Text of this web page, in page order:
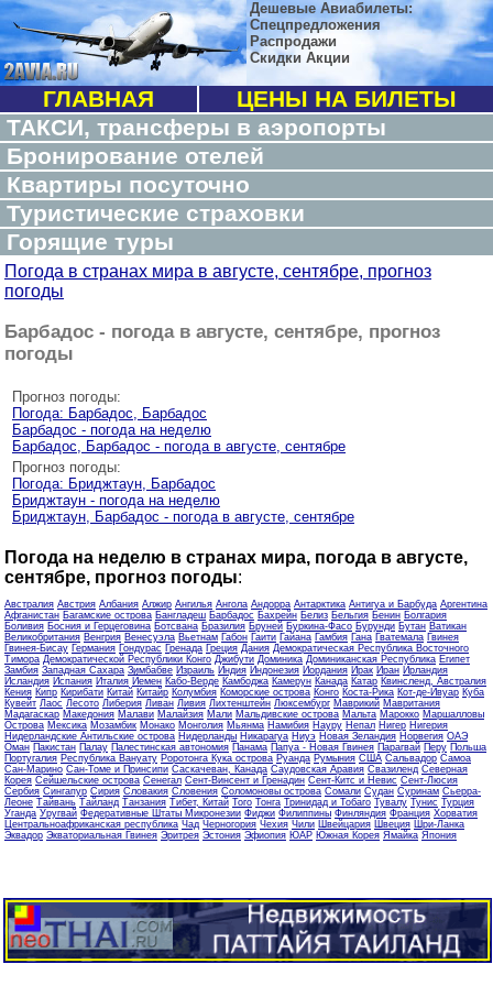
Дешевые Авиабилеты:
Спецпредложения
Распродажи
Скидки Акции
ГЛАВНАЯ
ЦЕНЫ НА БИЛЕТЫ
ТАКСИ, трансферы в аэропорты
Бронирование отелей
Квартиры посуточно
Туристические страховки
Горящие туры
Погода в странах мира в августе, сентябре, прогноз
погоды
Барбадос - погода в августе, сентябре, прогноз
погоды
Прогноз погоды:
Погода: Барбадос, Барбадос
Барбадос - погода на неделю
Барбадос, Барбадос - погода в августе, сентябре
Прогноз погоды:
Погода: Бриджтаун, Барбадос
Бриджтаун - погода на неделю
Бриджтаун, Барбадос - погода в августе, сентябре
Погода на неделю в странах мира, погода в августе,
сентябре, прогноз погоды:
Австралия Австрия Албания Алжир Ангилья Ангола Андорра Антарктика Антигуа и Барбуда Аргентина
Афганистан Багамские острова Бангладеш Барбадос Бахрейн Белиз Бельгия Бенин Болгария
Боливия Босния и Герцеговина Ботсвана Бразилия Бруней Буркина-Фасо Бурунди Бутан Ватикан
Великобритания Венгрия Венесуэла Вьетнам Габон Гаити Гайана Гамбия Гана Гватемала Гвинея
Гвинея-Бисау Германия Гондурас Гренада Греция Дания Демократическая Республика Восточного
Тимора Демократической Республики Конго Джибути Доминика Доминиканская Республика Египет
Замбия Западная Сахара Зимбабве Израиль Индия Индонезия Иордания Ирак Иран Ирландия
Исландия Испания Италия Йемен Кабо-Верде Камбоджа Камерун Канада Катар Квинсленд, Австралия
Кения Кипр Кирибати Китай Китайр Колумбия Коморские острова Конго Коста-Рика Кот-де-Ивуар Куба
Кувейт Лаос Лесото Либерия Ливан Ливия Лихтенштейн Люксембург Маврикий Мавритания
Мадагаскар Македония Малави Малайзия Мали Мальдивские острова Мальта Марокко Маршалловы
Острова Мексика Мозамбик Монако Монголия Мьянма Намибия Науру Непал Нигер Нигерия
Нидерландские Антильские острова Нидерланды Никарагуа Ниуэ Новая Зеландия Норвегия ОАЭ
Оман Пакистан Палау Палестинская автономия Панама Папуа - Новая Гвинея Парагвай Перу Польша
Португалия Республика Вануату Роротонга Кука острова Руанда Румыния США Сальвадор Самоа
Сан-Марино Сан-Томе и Принсипи Саскачеван, Канада Саудовская Аравия Свазиленд Северная
Корея Сейшельские острова Сенегал Сент-Винсент и Гренадин Сент-Китс и Невис Сент-Люсия
Сербия Сингапур Сирия Словакия Словения Соломоновы острова Сомали Судан Суринам Сьерра-
Леоне Тайвань Тайланд Танзания Тибет, Китай Того Тонга Тринидад и Тобаго Тувалу Тунис Турция
Уганда Уругвай Федеративные Штаты Микронезии Фиджи Филиппины Финляндия Франция Хорватия
Центральноафриканская республика Чад Черногория Чехия Чили Швейцария Швеция Шри-Ланка
Эквадор Экваториальная Гвинея Эритрея Эстония Эфиопия ЮАР Южная Корея Ямайка Япония